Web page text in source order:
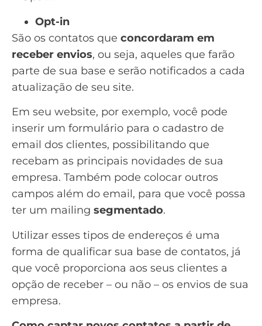
Opt-in
São os contatos que concordaram em
receber envios, ou seja, aqueles que farão
parte de sua base e serão notificados a cada
atualização de seu site.
Em seu website, por exemplo, você pode
inserir um formulário para o cadastro de
email dos clientes, possibilitando que
recebam as principais novidades de sua
empresa. Também pode colocar outros
campos além do email, para que você possa
ter um mailing segmentado.
Utilizar esses tipos de endereços é uma
forma de qualificar sua base de contatos, já
que você proporciona aos seus clientes a
opção de receber – ou não – os envios de sua
empresa.